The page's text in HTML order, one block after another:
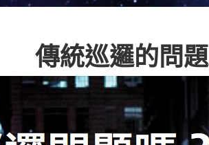
傳統巡邏的問題